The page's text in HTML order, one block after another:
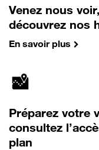
Venez nous voir,
découvrez nos
En savoir plus
Préparez votre
consultez
plan